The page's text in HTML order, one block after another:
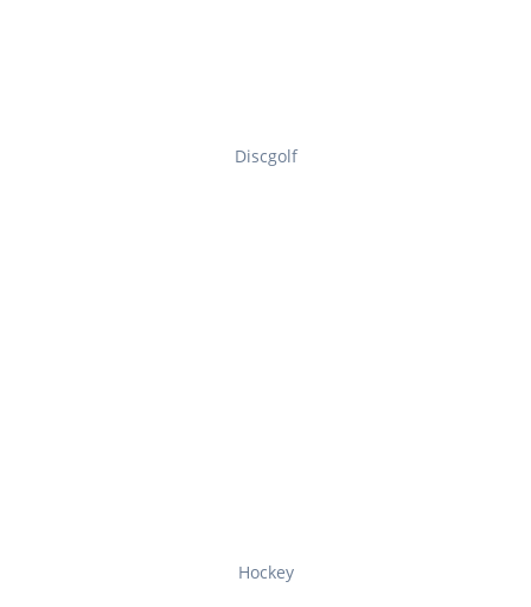
Discgolf
Hockey